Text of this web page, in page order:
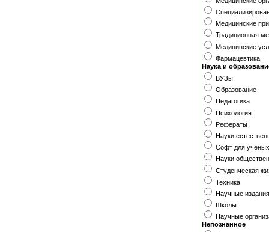
Медицинские
Традиционная
Медицинские
Фармацевтика
Наука и
ВУЗы
Образование
Педагогика
Психология
Рефераты
Науки
Софт для
Науки
Студенческая
Техника
Научные
Школы
Научные
Непознанное